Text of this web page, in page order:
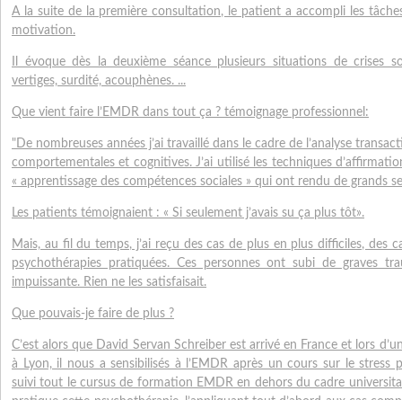
A la suite de la première consultation, le patient a accompli les
motivation.
Il évoque dès la deuxième séance plusieurs situations de crises
vertiges, surdité, acouphènes. ...
Que vient faire l’EMDR dans tout ça ? témoignage professionnel:
"De nombreuses années j’ai travaillé dans le cadre de l’analyse
comportementales et cognitives. J’ai utilisé les techniques
« apprentissage des compétences sociales » qui ont rendu de grands
Les patients témoignaient : « Si seulement j’avais su ça plus tôt».
Mais, au fil du temps, j’ai reçu des cas de plus en plus difficiles, des
psychothérapies pratiquées. Ces personnes ont subi de graves
impuissante. Rien ne les satisfaisait.
Que pouvais-je faire de plus ?
C’est alors que David Servan Schreiber est arrivé en France et lors
à Lyon, il nous a sensibilisés à l’EMDR après un cours sur le stress
suivi tout le cursus de formation EMDR en dehors du cadre